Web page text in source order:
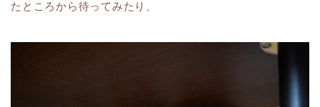
たところから待ってみたり、